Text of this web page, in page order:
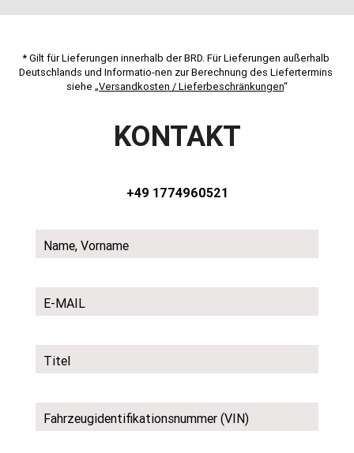
* Gilt für Lieferungen innerhalb der BRD. Für Lieferungen außerhalb
Deutschlands und Informatio-nen zur Berechnung des Liefertermins
siehe „Versandkosten / Lieferbeschränkungen“
KONTAKT
+49 1774960521
Name, Vorname
E-MAIL
Titel
Fahrzeugidentifikationsnummer (VIN)